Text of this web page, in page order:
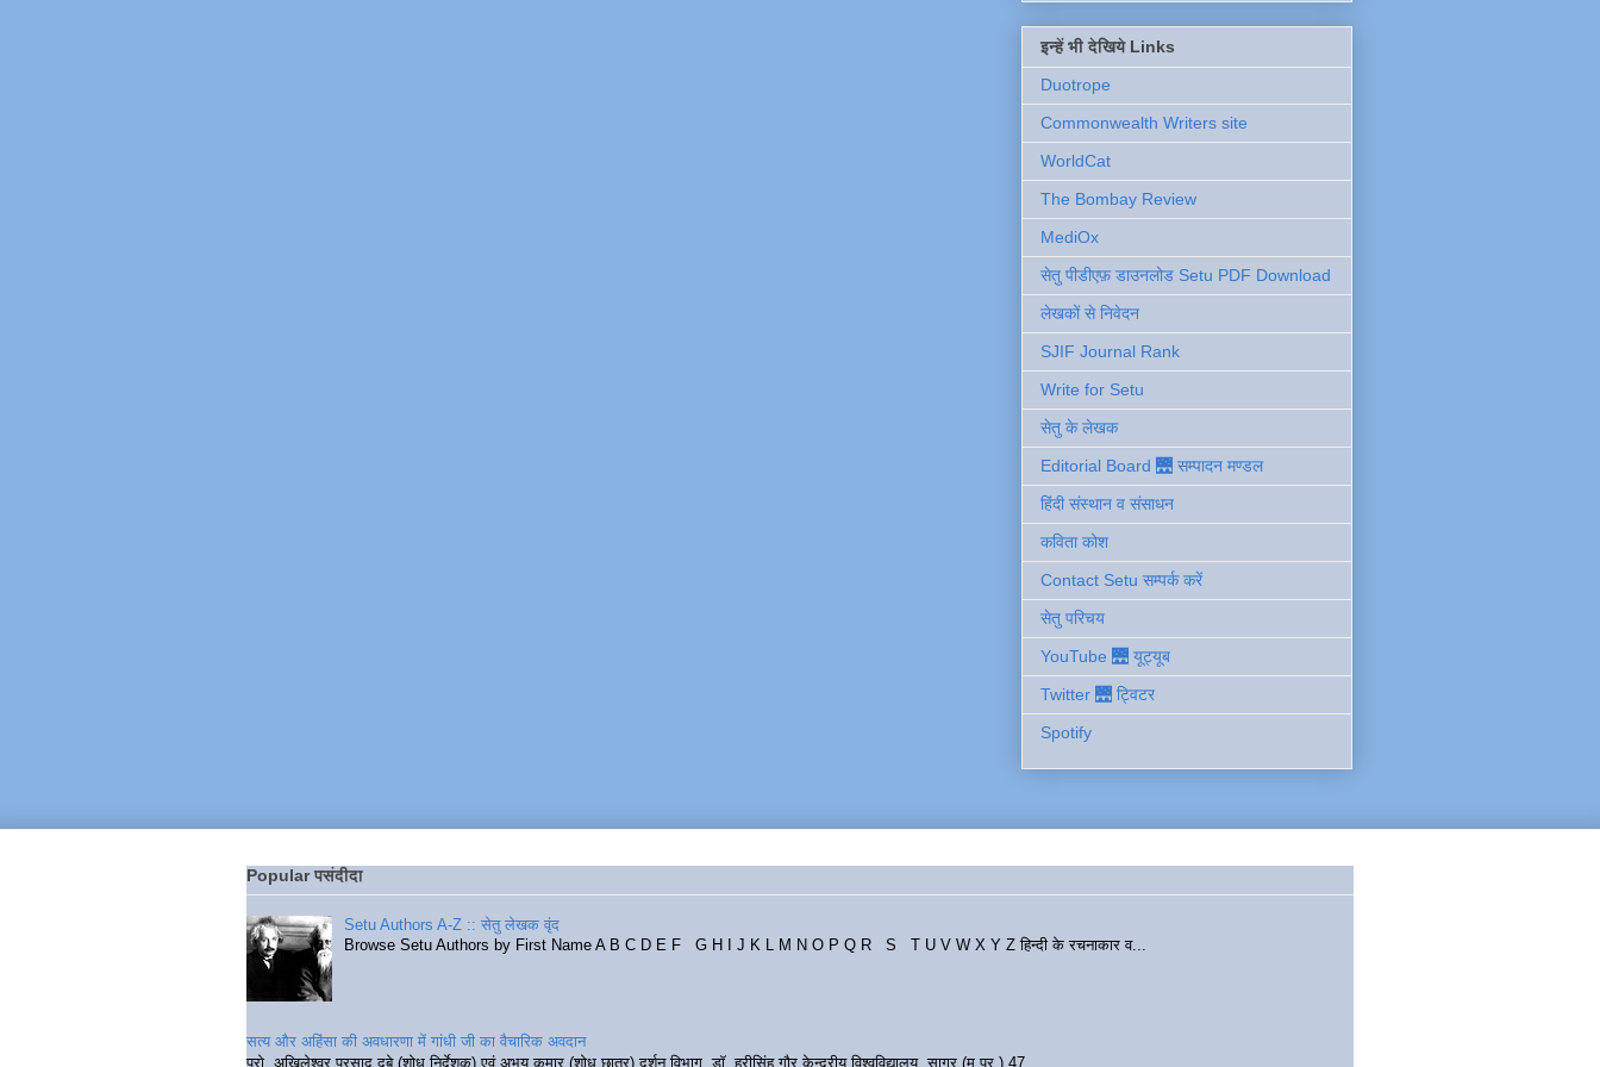
इन्हें भी देखिये Links
Duotrope
Commonwealth Writers site
WorldCat
The Bombay Review
MediOx
सेतु पीडीएफ़ डाउनलोड Setu PDF Download
लेखकों से निवेदन
SJIF Journal Rank
Write for Setu
सेतु के लेखक
Editorial Board 🌉 सम्पादन मण्डल
हिंदी संस्थान व संसाधन
कविता कोश
Contact Setu सम्पर्क करें
सेतु परिचय
YouTube 🌉 यूट्यूब
Twitter 🌉 ट्विटर
Spotify
Popular पसंदीदा
Setu Authors A-Z :: सेतु लेखक वृंद
Browse Setu Authors by First Name A B C D E F G H I J K L M N O P Q R S T U V W X Y Z हिन्दी के रचनाकार व...
सत्य और अहिंसा की अवधारणा में गांधी जी का वैचारिक अवदान
प्रो. अखिलेश्वर प्रसाद दुबे (शोध निर्देशक) एवं अभय कुमार (शोध छात्र) दर्शन विभाग, डॉ. हरीसिंह गौर केन्द्रीय विश्वविद्यालय, सागर (म.प्र.) 47...